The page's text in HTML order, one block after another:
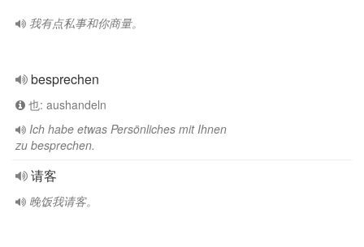
我有点私事和你商量。
besprechen
也: aushandeln
Ich habe etwas Persönliches mit Ihnen
zu besprechen.
请客
晚饭我请客。